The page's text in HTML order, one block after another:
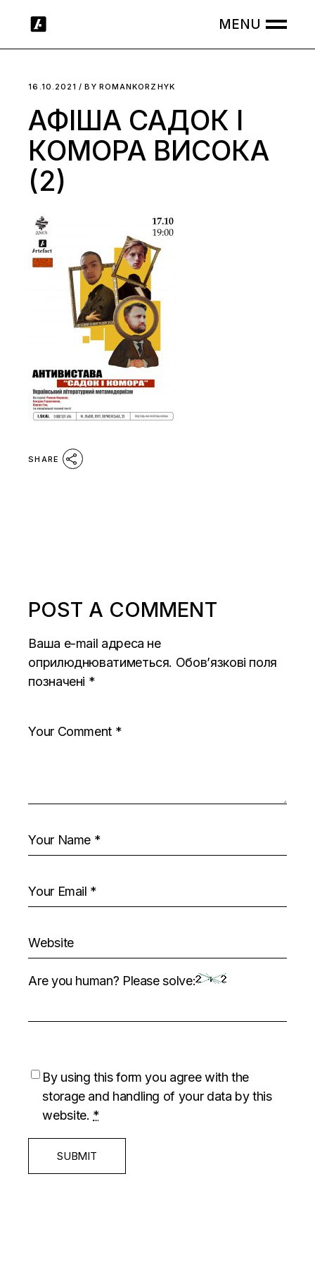
16.10.2021 BY ROMANKORZHYK
АФІША САДОК І
КОМОРА ВИСОКА
(2)
SHARE
POST A COMMENT
Ваша e-mail адреса не
оприлюднюватиметься. Обов’язкові поля
позначені *
Are you human? Please solve:
By using this form you agree with the
storage and handling of your data by this
website. *
SUBMIT